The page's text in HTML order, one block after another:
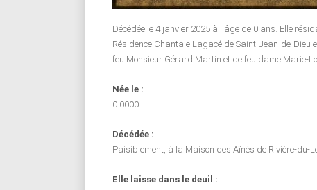
Décédée le 4 janvier 2025 à l'âge de 0 ans. Elle
Résidence Chantale Lagacé de Saint-Jean-de-Dieu
feu Monsieur Gérard Martin et de feu dame Marie-
Née le :
0 0000
Décédée :
Paisiblement, à la Maison des Aînés de Rivière-du-
Elle laisse dans le deuil :